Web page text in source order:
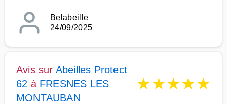
Belabeille
24/09/2025
Avis sur Abeilles Protect
62 à FRESNES LES
MONTAUBAN
★★★★★